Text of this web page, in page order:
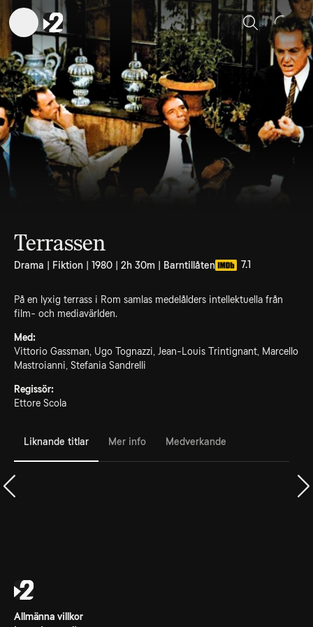
Sök
Terrassen
Drama | Fiktion | 1980 | 2h 30m | Barntillåten 7.1
På en lyxig terrass i Rom samlas medelålders intellektuella från
film- och mediavärlden.
Med:
Vittorio Gassman, Ugo Tognazzi, Jean-Louis Trintignant, Marcello
Mastroianni, Stefania Sandrelli
Regissör:
Ettore Scola
Liknande titlar Mer info Medverkande
Allmänna villkor